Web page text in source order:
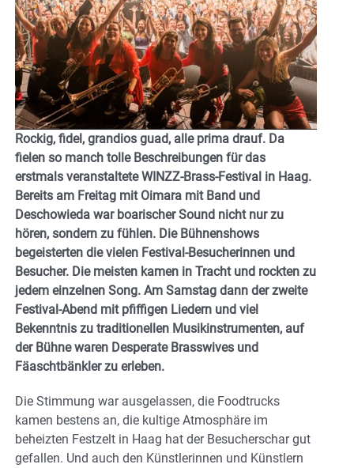
Rockig, fidel, grandios guad, alle prima drauf. Da
fielen so manch tolle Beschreibungen für das
erstmals veranstaltete WINZZ-Brass-Festival in Haag.
Bereits am Freitag mit Oimara mit Band und
Deschowieda war boarischer Sound nicht nur zu
hören, sondern zu fühlen. Die Bühnenshows
begeisterten die vielen Festival-Besucherinnen und
Besucher. Die meisten kamen in Tracht und rockten zu
jedem einzelnen Song. Am Samstag dann der zweite
Festival-Abend mit pfiffigen Liedern und viel
Bekenntnis zu traditionellen Musikinstrumenten, auf
der Bühne waren Desperate Brasswives und
Fäaschtbänkler zu erleben.
Die Stimmung war ausgelassen, die Foodtrucks
kamen bestens an, die kultige Atmosphäre im
beheizten Festzelt in Haag hat der Besucherschar gut
gefallen. Und auch den Künstlerinnen und Künstlern